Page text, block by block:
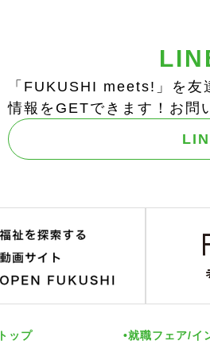
「FUKUSHI meets!」を友
情報をGETできます！お問
トップ 就職フェア/イ